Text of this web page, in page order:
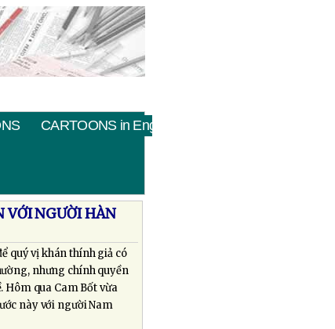
CARTOONS in English
VỚI NGƯỜI HÀN
quý vị khán thính giả có
nhưng chính quyền
Hôm qua Cam Bốt vừa
này với người Nam